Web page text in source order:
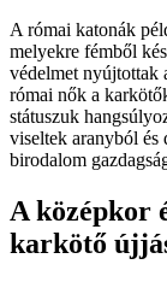
A római katonák
melyekre fémből
védelmet nyújtottak
római nők a
státuszuk
viseltek aranyból és
birodalom
A középkor
karkötő